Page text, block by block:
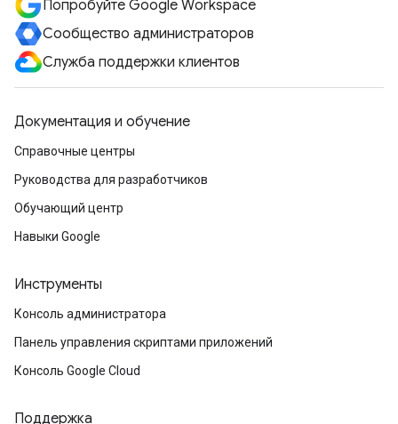
Попробуйте Google Workspace
Сообщество администраторов
Служба поддержки клиентов
Документация и обучение
Справочные центры
Руководства для разработчиков
Обучающий центр
Навыки Google
Инструменты
Консоль администратора
Панель управления скриптами приложений
Консоль Google Cloud
Поддержка